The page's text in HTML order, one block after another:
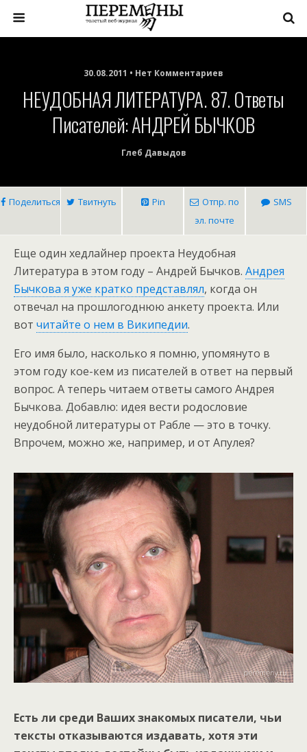
30.08.2011 • Нет Комментариев
НЕУДОБНАЯ ЛИТЕРАТУРА. 87. Ответы
Писателей: АНДРЕЙ БЫЧКОВ
Глеб Давыдов
Поделиться Твитнуть Pin
Отпр. по
эл. почте
SMS
Еще один хедлайнер проекта Неудобная
Литература в этом году – Андрей Бычков. Андрея
Бычкова я уже кратко представлял, когда он
отвечал на прошлогоднюю анкету проекта. Или
вот читайте о нем в Википедии.
Его имя было, насколько я помню, упомянуто в
этом году кое-кем из писателей в ответ на первый
вопрос. А теперь читаем ответы самого Андрея
Бычкова. Добавлю: идея вести родословие
неудобной литературы от Рабле — это в точку.
Впрочем, можно же, например, и от Апулея?
Есть ли среди Ваших знакомых писатели, чьи
тексты отказываются издавать, хотя эти